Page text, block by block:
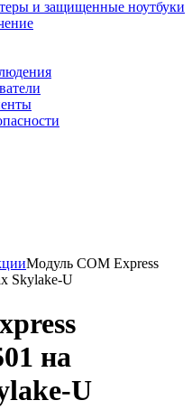
и защищенные ноутбуки
Модуль COM Express
Skylake-U
на
U